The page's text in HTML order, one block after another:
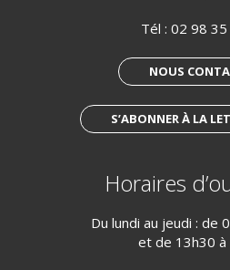
Tél : 02 98
NOUS
S’ABONNER À LA
Horaires
Du lundi au jeudi : de
et de 13h30 à